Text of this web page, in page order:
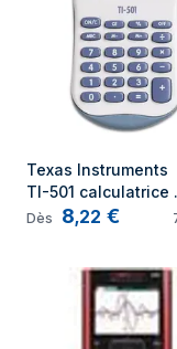
Texas Instruments
TI-501 calculatrice
Poche Calculatrice
Dès 8,22 €